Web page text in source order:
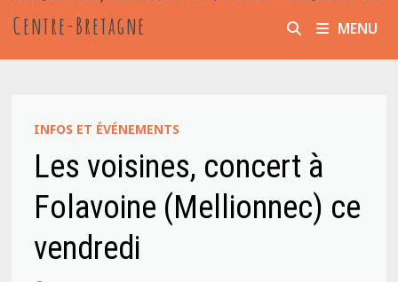
Centre-Bretagne
MENU
INFOS ET ÉVÉNEMENTS
Les voisines, concert à
Folavoine (Mellionnec) ce
vendredi